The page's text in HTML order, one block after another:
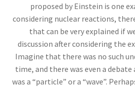
アーサー・コン
【ガンマ線の散乱・吸収を
と粒子性を研
アーネスト・ラザ
proposed by Einstein is one
considering nuclear reactions,
that can be very explained if
discussion after considering the
Imagine that there was no such
time, and there was even a
was a “particle” or a “wave”.